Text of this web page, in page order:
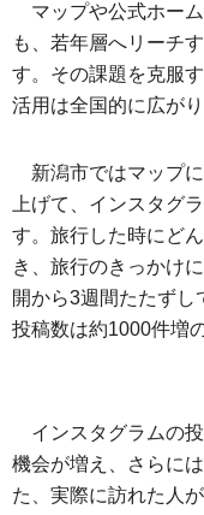
マップや公式ホー
も、若年層へリーチ
す。その課題を克服
活用は全国的に広が
新潟市ではマップ
上げて、インスタグ
す。旅行した時にど
き、旅行のきっかけ
開から3週間たたず
投稿数は約1000件増
インスタグラムの
機会が増え、さらに
た、実際に訪れた人